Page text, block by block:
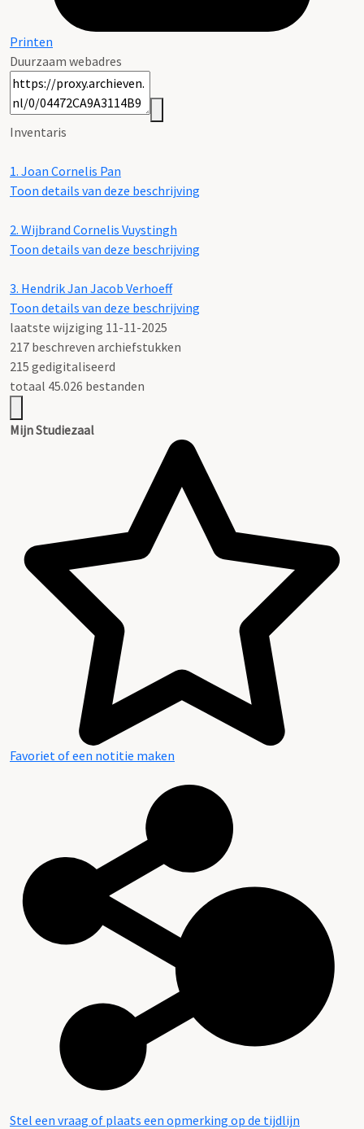
Printen
Duurzaam webadres
Inventaris
1. Joan Cornelis Pan
Toon details van deze beschrijving
2. Wijbrand Cornelis Vuystingh
Toon details van deze beschrijving
3. Hendrik Jan Jacob Verhoeff
Toon details van deze beschrijving
laatste wijziging 11-11-2025
217 beschreven archiefstukken
215 gedigitaliseerd
totaal 45.026 bestanden
Mijn Studiezaal
Favoriet of een notitie maken
Stel een vraag of plaats een opmerking op de tijdlijn